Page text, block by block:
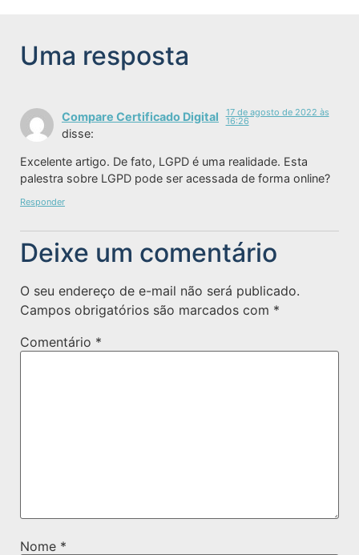
Uma resposta
Compare Certificado Digital
disse:
17 de agosto de 2022 às
16:26
Excelente artigo. De fato, LGPD é uma realidade. Esta
palestra sobre LGPD pode ser acessada de forma online?
Responder
Deixe um comentário
O seu endereço de e-mail não será publicado.
Campos obrigatórios são marcados com *
Comentário *
Nome *